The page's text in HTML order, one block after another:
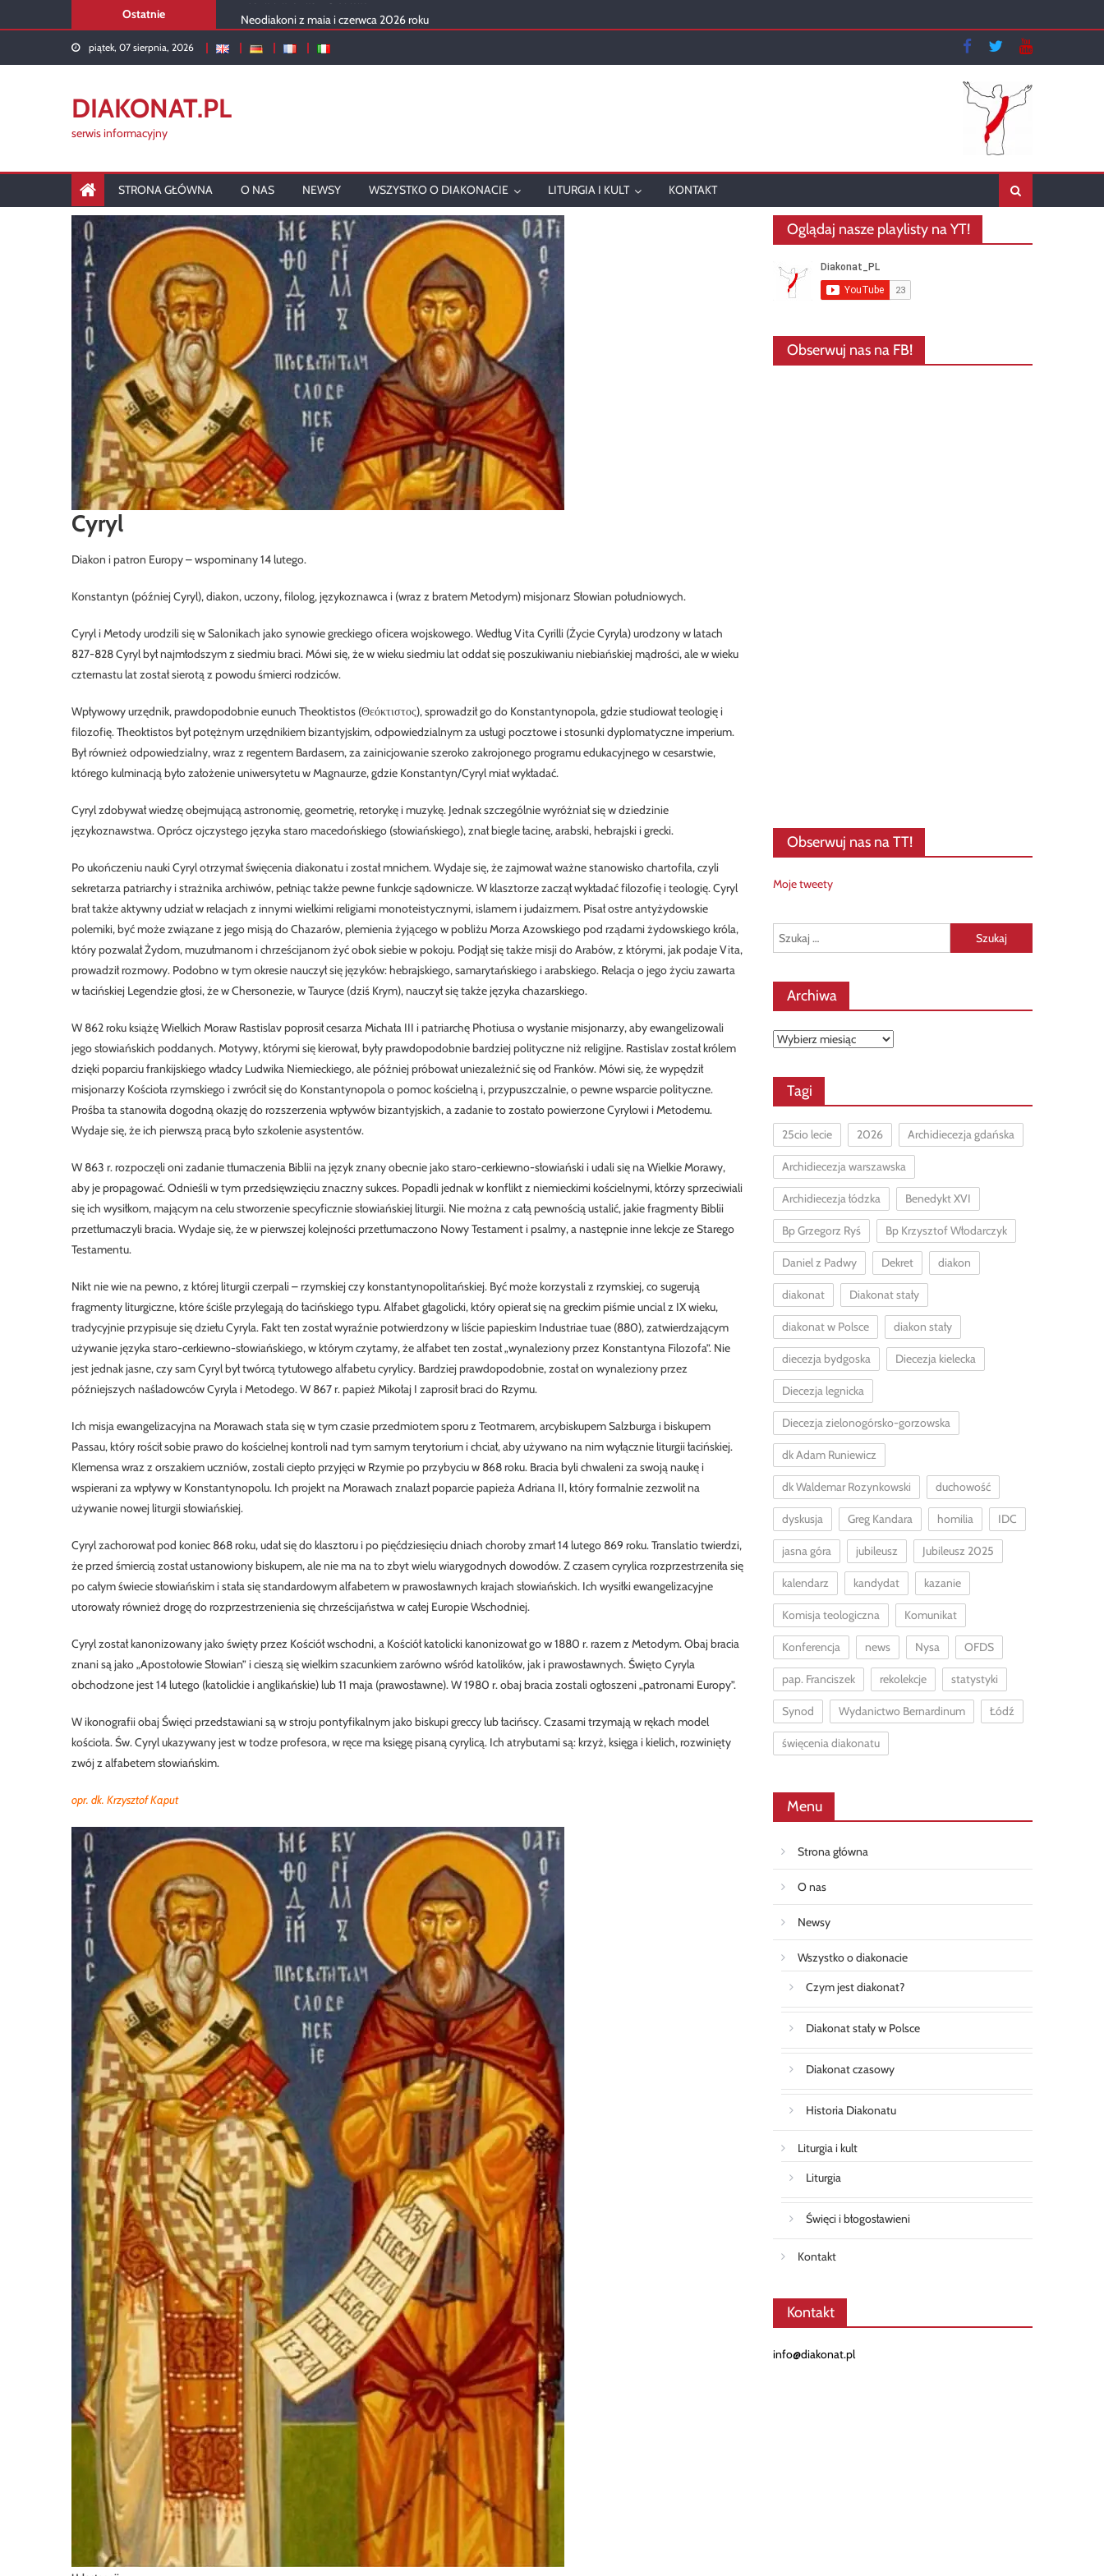
to
Ostatnie
Neodiakoni z maja i czerwca 2026 roku
Rekolekcje 2026 – podsumowanie
USA: Portret stałego diakonatu w 2025 roku
piątek, 07 sierpnia, 2026
DIAKONAT.PL
serwis informacyjny
STRONA GŁÓWNA O NAS NEWSY WSZYSTKO O DIAKONACIE LITURGIA I KULT KONTAKT
Cyryl
Diakon i patron Europy – wspominany 14 lutego.
Konstantyn (później Cyryl), diakon, uczony, filolog, językoznawca i (wraz z bratem Metodym) misjonarz Słowian południowych.
Cyryl i Metody urodzili się w Salonikach jako synowie greckiego oficera wojskowego. Według Vita Cyrilli (Życie Cyryla) urodzony w latach
827-828 Cyryl był najmłodszym z siedmiu braci. Mówi się, że w wieku siedmiu lat oddał się poszukiwaniu niebiańskiej mądrości, ale w wieku
czternastu lat został sierotą z powodu śmierci rodziców.
Wpływowy urzędnik, prawdopodobnie eunuch Theoktistos (Θεόκτιστος), sprowadził go do Konstantynopola, gdzie studiował teologię i
filozofię. Theoktistos był potężnym urzędnikiem bizantyjskim, odpowiedzialnym za usługi pocztowe i stosunki dyplomatyczne imperium.
Był również odpowiedzialny, wraz z regentem Bardasem, za zainicjowanie szeroko zakrojonego programu edukacyjnego w cesarstwie,
którego kulminacją było założenie uniwersytetu w Magnaurze, gdzie Konstantyn/Cyryl miał wykładać.
Cyryl zdobywał wiedzę obejmującą astronomię, geometrię, retorykę i muzykę. Jednak szczególnie wyróżniał się w dziedzinie
językoznawstwa. Oprócz ojczystego języka staro macedońskiego (słowiańskiego), znał biegle łacinę, arabski, hebrajski i grecki.
Po ukończeniu nauki Cyryl otrzymał święcenia diakonatu i został mnichem. Wydaje się, że zajmował ważne stanowisko chartofila, czyli
sekretarza patriarchy i strażnika archiwów, pełniąc także pewne funkcje sądownicze. W klasztorze zaczął wykładać filozofię i teologię. Cyryl
brał także aktywny udział w relacjach z innymi wielkimi religiami monoteistycznymi, islamem i judaizmem. Pisał ostre antyżydowskie
polemiki, być może związane z jego misją do Chazarów, plemienia żyjącego w pobliżu Morza Azowskiego pod rządami żydowskiego króla,
który pozwalał Żydom, muzułmanom i chrześcijanom żyć obok siebie w pokoju. Podjął się także misji do Arabów, z którymi, jak podaje Vita,
prowadził rozmowy. Podobno w tym okresie nauczył się języków: hebrajskiego, samarytańskiego i arabskiego. Relacja o jego życiu zawarta
w łacińskiej Legendzie głosi, że w Chersonezie, w Tauryce (dziś Krym), nauczył się także języka chazarskiego.
W 862 roku książę Wielkich Moraw Rastislav poprosił cesarza Michała III i patriarchę Photiusa o wysłanie misjonarzy, aby ewangelizowali
jego słowiańskich poddanych. Motywy, którymi się kierował, były prawdopodobnie bardziej polityczne niż religijne. Rastislav został królem
dzięki poparciu frankijskiego władcy Ludwika Niemieckiego, ale później próbował uniezależnić się od Franków. Mówi się, że wypędził
misjonarzy Kościoła rzymskiego i zwrócił się do Konstantynopola o pomoc kościelną i, przypuszczalnie, o pewne wsparcie polityczne.
Prośba ta stanowiła dogodną okazję do rozszerzenia wpływów bizantyjskich, a zadanie to zostało powierzone Cyrylowi i Metodemu.
Wydaje się, że ich pierwszą pracą było szkolenie asystentów.
W 863 r. rozpoczęli oni zadanie tłumaczenia Biblii na język znany obecnie jako staro-cerkiewno-słowiański i udali się na Wielkie Morawy,
aby je propagować. Odnieśli w tym przedsięwzięciu znaczny sukces. Popadli jednak w konflikt z niemieckimi kościelnymi, którzy sprzeciwiali
się ich wysiłkom, mającym na celu stworzenie specyficznie słowiańskiej liturgii. Nie można z całą pewnością ustalić, jakie fragmenty Biblii
przetłumaczyli bracia. Wydaje się, że w pierwszej kolejności przetłumaczono Nowy Testament i psalmy, a następnie inne lekcje ze Starego
Testamentu.
Nikt nie wie na pewno, z której liturgii czerpali – rzymskiej czy konstantynopolitańskiej. Być może korzystali z rzymskiej, co sugerują
fragmenty liturgiczne, które ściśle przylegają do łacińskiego typu. Alfabet głagolicki, który opierał się na greckim piśmie uncial z IX wieku,
tradycyjnie przypisuje się dziełu Cyryla. Fakt ten został wyraźnie potwierdzony w liście papieskim Industriae tuae (880), zatwierdzającym
używanie języka staro-cerkiewno-słowiańskiego, w którym czytamy, że alfabet ten został „wynaleziony przez Konstantyna Filozofa”. Nie
jest jednak jasne, czy sam Cyryl był twórcą tytułowego alfabetu cyrylicy. Bardziej prawdopodobnie, został on wynaleziony przez
późniejszych naśladowców Cyryla i Metodego. W 867 r. papież Mikołaj I zaprosił braci do Rzymu.
Ich misja ewangelizacyjna na Morawach stała się w tym czasie przedmiotem sporu z Teotmarem, arcybiskupem Salzburga i biskupem
Passau, który rościł sobie prawo do kościelnej kontroli nad tym samym terytorium i chciał, aby używano na nim wyłącznie liturgii łacińskiej.
Klemensa wraz z orszakiem uczniów, zostali ciepło przyjęci w Rzymie po przybyciu w 868 roku. Bracia byli chwaleni za swoją naukę i
wspierani za wpływy w Konstantynopolu. Ich projekt na Morawach znalazł poparcie papieża Adriana II, który formalnie zezwolił na
używanie nowej liturgii słowiańskiej.
Cyryl zachorował pod koniec 868 roku, udał się do klasztoru i po pięćdziesięciu dniach choroby zmarł 14 lutego 869 roku. Translatio twierdzi,
że przed śmiercią został ustanowiony biskupem, ale nie ma na to zbyt wielu wiarygodnych dowodów. Z czasem cyrylica rozprzestrzeniła się
po całym świecie słowiańskim i stała się standardowym alfabetem w prawosławnych krajach słowiańskich. Ich wysiłki ewangelizacyjne
utorowały również drogę do rozprzestrzenienia się chrześcijaństwa w całej Europie Wschodniej.
Cyryl został kanonizowany jako święty przez Kościół wschodni, a Kościół katolicki kanonizował go w 1880 r. razem z Metodym. Obaj bracia
znani są jako „Apostołowie Słowian” i cieszą się wielkim szacunkiem zarówno wśród katolików, jak i prawosławnych. Święto Cyryla
obchodzone jest 14 lutego (katolickie i anglikańskie) lub 11 maja (prawosławne). W 1980 r. obaj bracia zostali ogłoszeni „patronami Europy”.
W ikonografii obaj Święci przedstawiani są w stroju pontyfikalnym jako biskupi greccy lub łacińscy. Czasami trzymają w rękach model
kościoła. Św. Cyryl ukazywany jest w todze profesora, w ręce ma księgę pisaną cyrylicą. Ich atrybutami są: krzyż, księga i kielich, rozwinięty
zwój z alfabetem słowiańskim.
opr. dk. Krzysztof Kaput
Oglądaj nasze playlisty na YT!
Obserwuj nas na FB!
Obserwuj nas na TT!
Moje tweety
Szukaj:
Archiwa
Archiwa
Tagi
25cio lecie 2026 Archidiecezja gdańska
Archidiecezja warszawska
Archidiecezja łódzka Benedykt XVI
Bp Grzegorz Ryś Bp Krzysztof Włodarczyk
Daniel z Padwy Dekret diakon
diakonat Diakonat stały
diakonat w Polsce diakon stały
diecezja bydgoska Diecezja kielecka
Diecezja legnicka
Diecezja zielonogórsko-gorzowska
dk Adam Runiewicz
dk Waldemar Rozynkowski duchowość
dyskusja Greg Kandara homilia IDC
jasna góra jubileusz Jubileusz 2025
kalendarz kandydat kazanie
Komisja teologiczna Komunikat
Konferencja news Nysa OFDS
pap. Franciszek rekolekcje statystyki
Synod Wydanictwo Bernardinum Łódź
święcenia diakonatu
Menu
Strona główna
O nas
Newsy
Wszystko o diakonacie
Czym jest diakonat?
Diakonat stały w Polsce
Diakonat czasowy
Historia Diakonatu
Liturgia i kult
Liturgia
Święci i błogosławieni
Kontakt
Kontakt
info@diakonat.pl